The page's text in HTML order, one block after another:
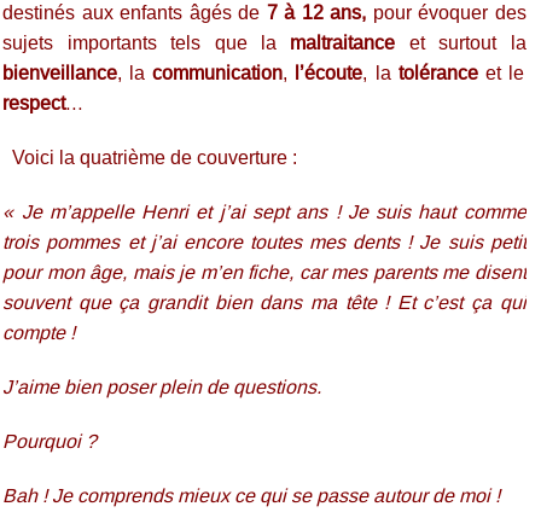
destinés aux enfants âgés de 7 à 12 ans, pour évoquer des
sujets importants tels que la maltraitance et surtout la
bienveillance, lacommunication, l’écoute, la toléranceet le
respect…
Voici la quatrième de couverture :
« Je m’appelle Henri et j’ai sept ans ! Je suis haut comme
trois pommes et j’ai encore toutes mes dents ! Je suis petit
pour mon âge, mais je m’en fiche, car mes parents me disent
souvent que ça grandit bien dans ma tête ! Et c’est ça qui
compte !
J’aime bien poser plein de questions.
Pourquoi ?
Bah ! Je comprends mieux ce qui se passe autour de moi !